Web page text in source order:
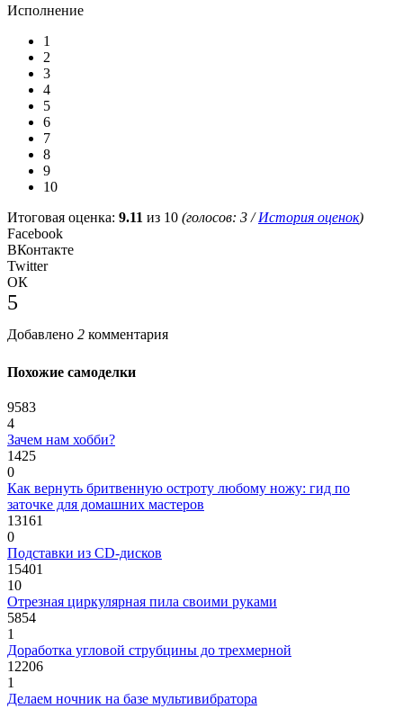
Исполнение
1
2
3
4
5
6
7
8
9
10
Итоговая оценка: 9.11 из 10 (голосов: 3 /История оценок)
Facebook
ВКонтакте
Twitter
ОК
5
Добавлено 2 комментария
Похожие самоделки
9583
4
Зачем нам хобби?
1425
0
Как вернуть бритвенную остроту любому ножу: гид по
заточке для домашних мастеров
13161
0
Подставки из CD-дисков
15401
10
Отрезная циркулярная пила своими руками
5854
1
Доработка угловой струбцины до трехмерной
12206
1
Делаем ночник на базе мультивибратора